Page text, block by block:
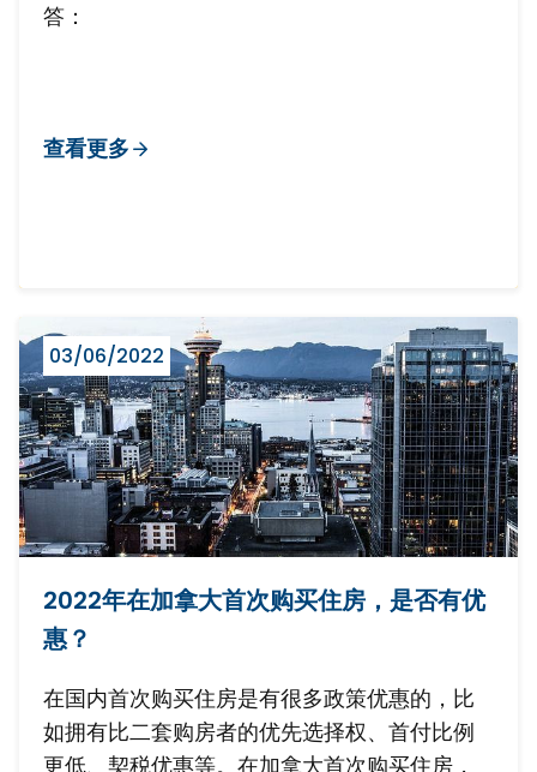
答：
查看更多
03/06/2022
2022年在加拿大首次购买住房，是否有优
惠？
在国内首次购买住房是有很多政策优惠的，比
如拥有比二套购房者的优先选择权、首付比例
更低、契税优惠等。在加拿大首次购买住房，